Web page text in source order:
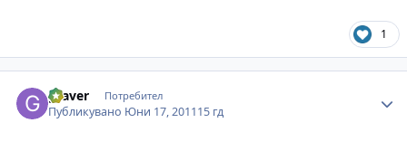
1
graver Потребител
Публикувано Юни 17, 201115 гд